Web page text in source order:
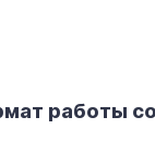
работы